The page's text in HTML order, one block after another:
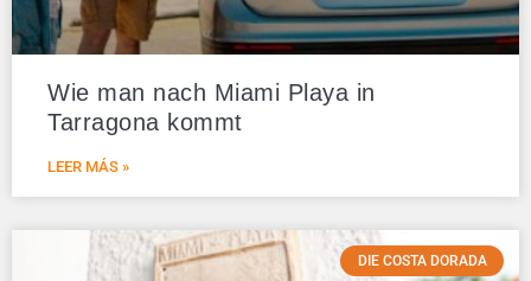
Wie man nach Miami Playa in
Tarragona kommt
LEER MÁS »
DIE COSTA DORADA